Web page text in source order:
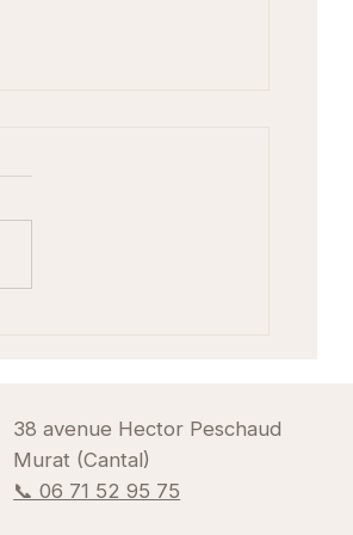
38 avenue Hector Peschaud
Murat (Cantal)
📞 06 71 52 95 75